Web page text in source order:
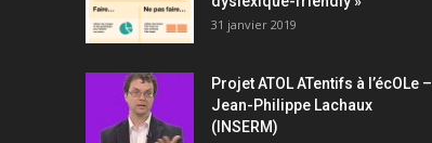
31 janvier 2019
Projet ATOL ATentifs à l’écOLe –
Jean-Philippe Lachaux
(INSERM)